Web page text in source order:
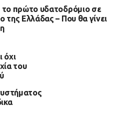
το πρώτο υδατοδρόμιο σε
της Ελλάδας – Που θα γίνει
όχι
του